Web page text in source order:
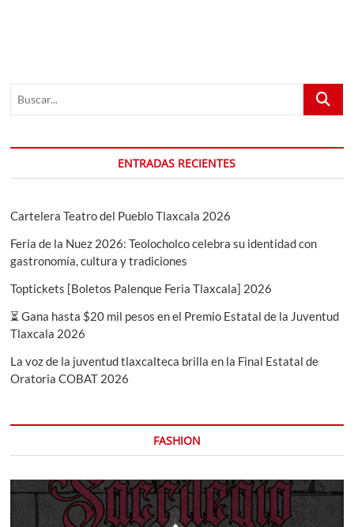
Buscar...
ENTRADAS RECIENTES
Cartelera Teatro del Pueblo Tlaxcala 2026
Feria de la Nuez 2026: Teolocholco celebra su identidad con
gastronomía, cultura y tradiciones
Toptickets [Boletos Palenque Feria Tlaxcala] 2026
⏳ Gana hasta $20 mil pesos en el Premio Estatal de la Juventud
Tlaxcala 2026
La voz de la juventud tlaxcalteca brilla en la Final Estatal de
Oratoria COBAT 2026
FASHION